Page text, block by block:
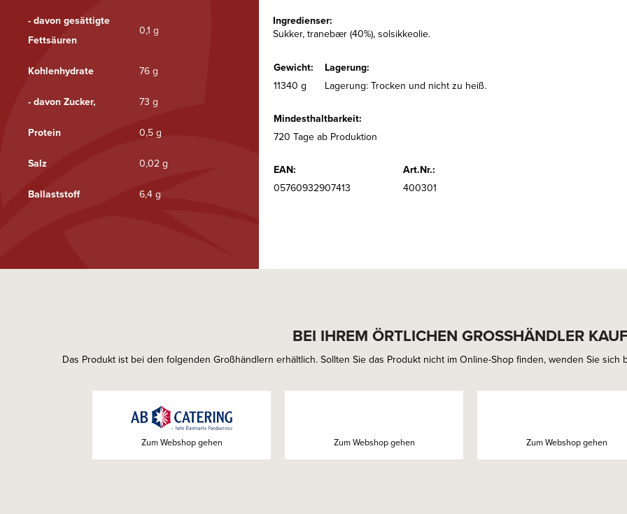
- davon gesättigte
Fettsäuren
0,1 g
Kohlenhydrate 76 g
- davon Zucker, 73 g
Protein 0,5 g
Salz 0,02 g
Ballaststoff 6,4 g
Ingredienser:
Sukker, tranebær (40%), solsikkeolie.
Gewicht:
Lagerung:
11340 g
Lagerung: Trocken und nicht zu heiß.
Mindesthaltbarkeit:
720 Tage ab Produktion
EAN:
Art.Nr.:
05760932907413
400301
BEI IHREM ÖRTLICHEN GROSSHÄNDLER
Das Produkt ist bei den folgenden Großhändlern erhältlich. Sollten Sie das Produkt nicht im Online-Shop finden, wenden Sie
Zum Webshop gehen Zum Webshop gehen Zum Webshop gehen